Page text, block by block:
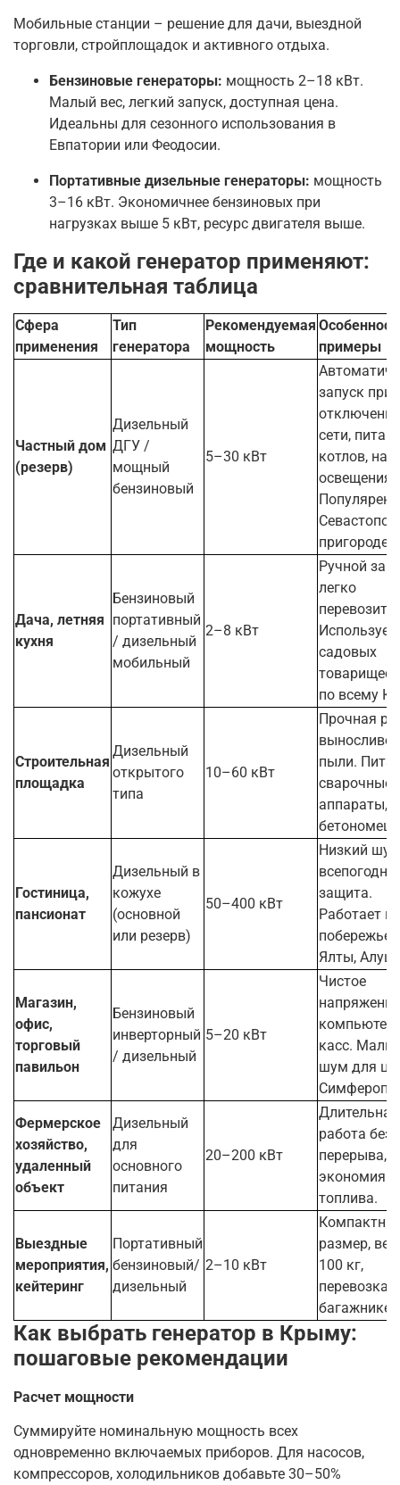
Мобильные станции – решение для дачи, выездной
торговли, стройплощадок и активного отдыха.
Бензиновые генераторы: мощность 2–18 кВт.
Малый вес, легкий запуск, доступная цена.
Идеальны для сезонного использования в
Евпатории или Феодосии.
Портативные дизельные генераторы: мощность
3–16 кВт. Экономичнее бензиновых при
нагрузках выше 5 кВт, ресурс двигателя выше.
Где и какой генератор применяют:
сравнительная таблица
Сфера
применения
Тип
генератора
Рекомендуемая
мощность
примеры
Частный дом
(резерв)
Дизельный
ДГУ /
мощный
бензиновый
5–30 кВт
запуск при
отключении
сети,
котлов,
освещения.
Популярен
пригороде.
Дача, летняя
кухня
Бензиновый
портативный
/ дизельный
мобильный
2–8 кВт
Ручной
легко
перевозить.
садовых
по всему
Строительная
площадка
Дизельный
открытого
типа
10–60 кВт
Прочная
пыли.
сварочные
аппараты,
Гостиница,
пансионат
Дизельный в
кожухе
(основной
или резерв)
50–400 кВт
Низкий
защита.
Работает на
побережье
Ялты,
Магазин,
офис,
торговый
павильон
Бензиновый
инверторный
/ дизельный
5–20 кВт
Чистое
касс.
шум для
Фермерское
хозяйство,
удаленный
объект
Дизельный
для
основного
питания
20–200 кВт
Длительная
работа без
перерыва,
экономия
топлива.
Выездные
мероприятия,
кейтеринг
Портативный
бензиновый/
дизельный
2–10 кВт
размер,
100 кг,
перевозка в
багажнике.
Как выбрать генератор в Крыму:
пошаговые рекомендации
Расчет мощности
Суммируйте номинальную мощность всех
одновременно включаемых приборов. Для насосов,
компрессоров, холодильников добавьте 30–50%